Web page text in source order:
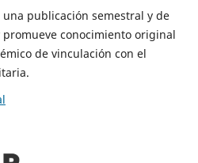
publicación semestral y de
conocimiento original
de vinculación con el